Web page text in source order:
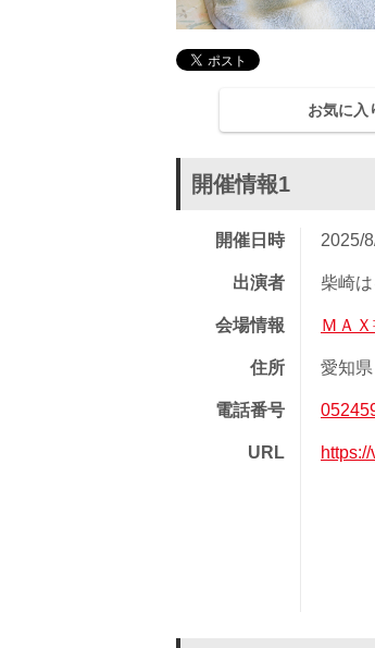
お気に入
開催情報1
開催日時 2025/
出演者 柴崎は
会場情報 ＭＡ
住所 愛知
電話番号
URL